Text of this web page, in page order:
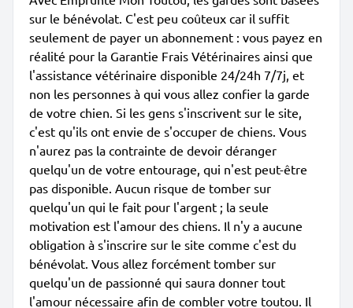
sur le bénévolat. C'est peu coûteux car il suffit
seulement de payer un abonnement : vous payez en
réalité pour la Garantie Frais Vétérinaires ainsi que
l'assistance vétérinaire disponible 24/24h 7/7j, et
non les personnes à qui vous allez confier la garde
de votre chien. Si les gens s'inscrivent sur le site,
c'est qu'ils ont envie de s'occuper de chiens. Vous
n'aurez pas la contrainte de devoir déranger
quelqu'un de votre entourage, qui n'est peut-être
pas disponible. Aucun risque de tomber sur
quelqu'un qui le fait pour l'argent ; la seule
motivation est l'amour des chiens. Il n'y a aucune
obligation à s'inscrire sur le site comme c'est du
bénévolat. Vous allez forcément tomber sur
quelqu'un de passionné qui saura donner tout
l'amour nécessaire afin de combler votre toutou. Il